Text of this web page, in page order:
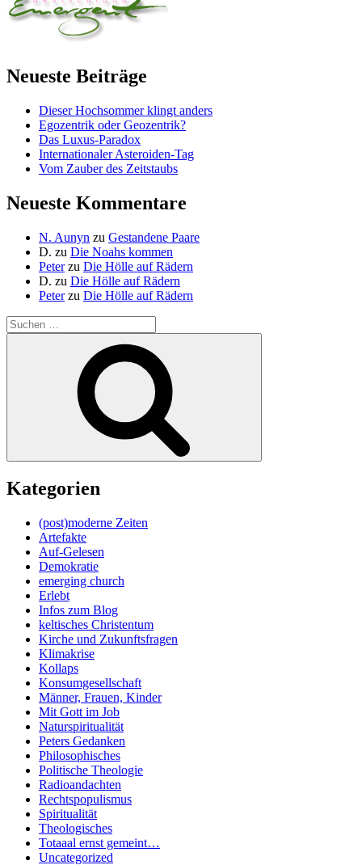
Neueste Beiträge
Dieser Hochsommer klingt anders
Egozentrik oder Geozentrik?
Das Luxus-Paradox
Internationaler Asteroiden-Tag
Vom Zauber des Zeitstaubs
Neueste Kommentare
N. Aunyn zu Gestandene Paare
D. zu Die Noahs kommen
Peterzu Die Hölle auf Rädern
D. zu Die Hölle auf Rädern
Peterzu Die Hölle auf Rädern
Suche
nach:
Kategorien
(post)moderne Zeiten
Artefakte
Auf-Gelesen
Demokratie
emerging church
Erlebt
Infos zum Blog
keltisches Christentum
Kirche und Zukunftsfragen
Klimakrise
Kollaps
Konsumgesellschaft
Männer, Frauen, Kinder
Mit Gott im Job
Naturspiritualität
Peters Gedanken
Philosophisches
Politische Theologie
Radioandachten
Rechtspopulismus
Spiritualität
Theologisches
Totaaal ernst gemeint…
Uncategorized